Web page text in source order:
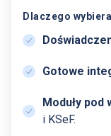
Dlaczego
Gotowe
Moduły pod
i KSeF.